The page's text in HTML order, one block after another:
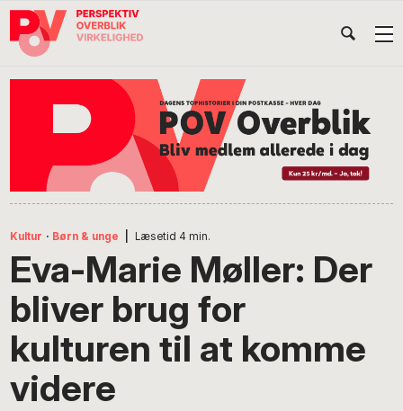
Gå
direkte
Skip
indhold
Gå
direkte
Kultur · Børn & unge Læsetid 4 min.
Eva-Marie Møller: Der
bliver brug for
kulturen til at komme
videre